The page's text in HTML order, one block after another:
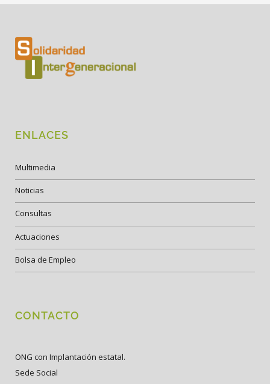
ENLACES
Multimedia
Noticias
Consultas
Actuaciones
Bolsa de Empleo
CONTACTO
ONG con Implantación estatal.
Sede Social